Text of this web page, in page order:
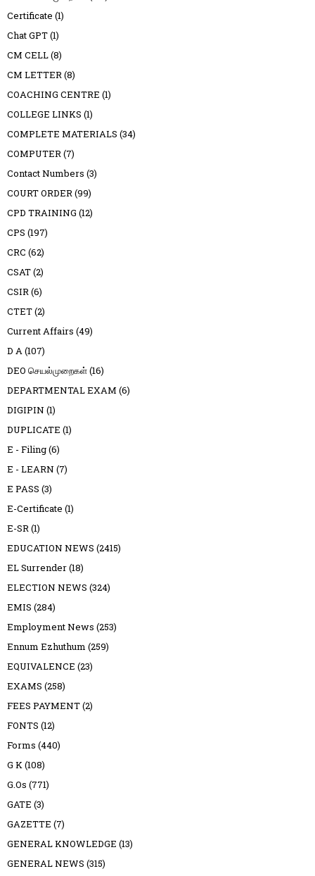
Certificate (1)
Chat GPT(1)
CM CELL(8)
CM LETTER(8)
COACHING CENTRE (1)
COLLEGE LINKS (1)
COMPLETE MATERIALS (34)
COMPUTER(7)
Contact Numbers (3)
COURT ORDER(99)
CPD TRAINING (12)
CPS (197)
CRC (62)
CSAT(2)
CSIR(6)
CTET(2)
Current Affairs (49)
D A(107)
DEO செயல்முறைகள்(16)
DEPARTMENTAL EXAM (6)
DIGIPIN (1)
DUPLICATE (1)
E - Filing(6)
E - LEARN (7)
E PASS (3)
E-Certificate (1)
E-SR(1)
EDUCATION NEWS (2415)
EL Surrender(18)
ELECTION NEWS (324)
EMIS (284)
Employment News (253)
Ennum Ezhuthum (259)
EQUIVALENCE (23)
EXAMS (258)
FEES PAYMENT(2)
FONTS (12)
Forms (440)
G K(108)
G.Os (771)
GATE (3)
GAZETTE (7)
GENERAL KNOWLEDGE (13)
GENERAL NEWS (315)